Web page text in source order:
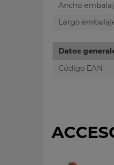
Ancho
Largo
Datos
Código EAN